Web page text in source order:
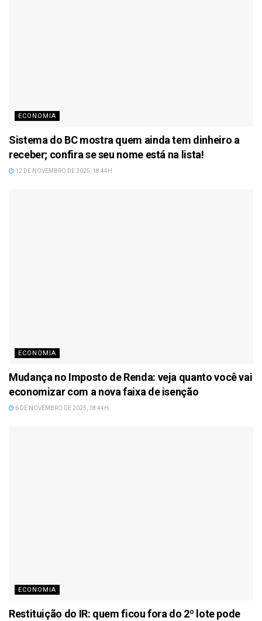
ECONOMIA
Sistema do BC mostra quem ainda tem dinheiro a
receber; confira se seu nome está na lista!
12 DE NOVEMBRO DE 2025, 18:44H
ECONOMIA
Mudança no Imposto de Renda: veja quanto você vai
economizar com a nova faixa de isenção
6 DE NOVEMBRO DE 2025, 18:44H
ECONOMIA
Restituição do IR: quem ficou fora do 2º lote pode